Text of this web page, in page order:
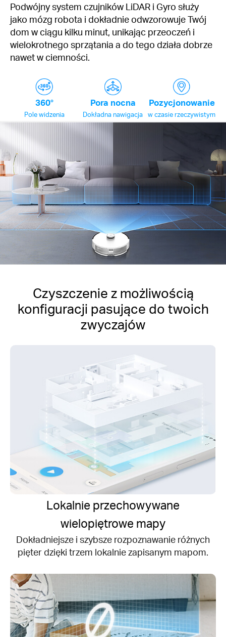
Podwójny system czujników LiDAR i Gyro służy
jako mózg robota i dokładnie odwzorowuje Twój
dom w ciągu kilku minut, unikając przeoczeń i
wielokrotnego sprzątania a do tego działa dobrze
nawet w ciemności.
360°
Pole widzenia
Pora nocna
Dokładna nawigacja
Pozycjonowanie
w czasie rzeczywistym
Czyszczenie z możliwością
konfiguracji pasujące do twoich
zwyczajów
Lokalnie przechowywane
wielopiętrowe mapy
Dokładniejsze i szybsze rozpoznawanie różnych
pięter dzięki trzem lokalnie zapisanym mapom.